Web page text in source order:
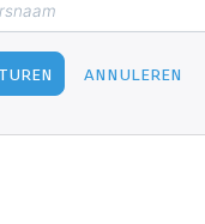
annuleren